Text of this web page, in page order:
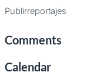
Publirreportajes
Comments
Calendar